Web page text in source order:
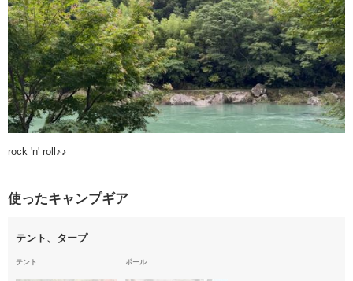
rock 'n' roll♪♪
使ったキャンプギア
テント、タープ
テント ポール